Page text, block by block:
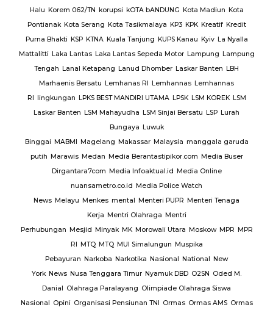
Halu Korem 062/TN korupsi kOTA bANDUNG Kota Madiun Kota
Pontianak Kota Serang Kota Tasikmalaya KP3 KPK Kreatif Kredit
Purna Bhakti KSP KTNA Kuala Tanjung KUPS Kanau Kyiv La Nyalla
Mattalitti Laka Lantas Laka Lantas Sepeda Motor Lampung Lampung
Tengah Lanal Ketapang Lanud Dhomber Laskar Banten LBH
Marhaenis Bersatu Lemhanas RI Lemhannas Lemhannas
RI lingkungan LPKS BEST MANDIRI UTAMA LPSK LSM KOREK LSM
Laskar Banten LSM Mahayudha LSM Sinjai Bersatu LSP Lurah
Bungaya Luwuk
Binggai MABMI Magelang Makassar Malaysia manggala garuda
putih Marawis Medan Media Berantastipikor.com Media Buser
Dirgantara7com Media Infoaktual.id Media Online
nuansametro.co.id Media Police Watch
News Melayu Menkes mental Menteri PUPR Menteri Tenaga
Kerja Mentri Olahraga Mentri
Perhubungan Mesjid Minyak MK Morowali Utara Moskow MPR MPR
RI MTQ MTQ MUI Simalungun Muspika
Pebayuran Narkoba Narkotika Nasional National New
York News Nusa Tenggara Timur Nyamuk DBD O2SN Oded M.
Danial Olahraga Paralayang Olimpiade Olahraga Siswa
Nasional Opini Organisasi Pensiunan TNI Ormas Ormas AMS Ormas